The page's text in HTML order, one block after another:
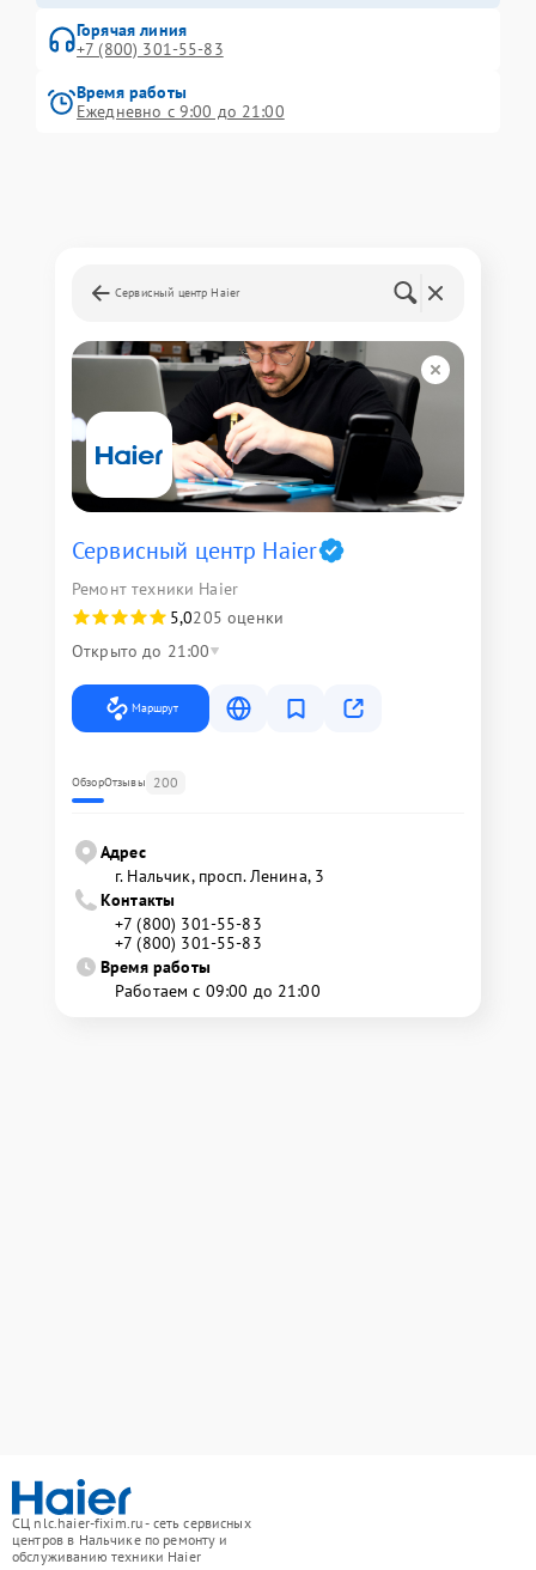
Горячая линия
+7 (800) 301-55-83
Время работы
Ежедневно с 9:00 до 21:00
Сервисный центр Haier
Сервисный центр Haier
Ремонт техники Haier
5,0205 оценки
Открыто до 21:00
Маршрут
ОбзорОтзывы 200
Адрес
г. Нальчик, просп. Ленина, 3
Контакты
+7 (800) 301-55-83
+7 (800) 301-55-83
Время работы
Работаем с 09:00 до 21:00
СЦ nlc.haier-fixim.ru - сеть сервисных
центров в Нальчике по ремонту и
обслуживанию техники Haier